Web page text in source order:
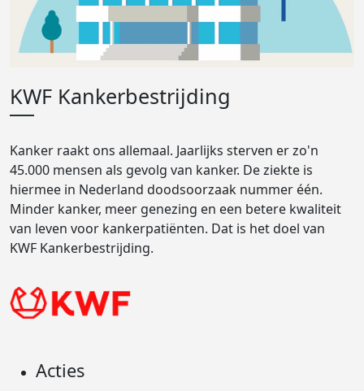
KWF Kankerbestrijding
Kanker raakt ons allemaal. Jaarlijks sterven er zo'n
45.000 mensen als gevolg van kanker. De ziekte is
hiermee in Nederland doodsoorzaak nummer één.
Minder kanker, meer genezing en een betere kwaliteit
van leven voor kankerpatiënten. Dat is het doel van
KWF Kankerbestrijding.
Acties